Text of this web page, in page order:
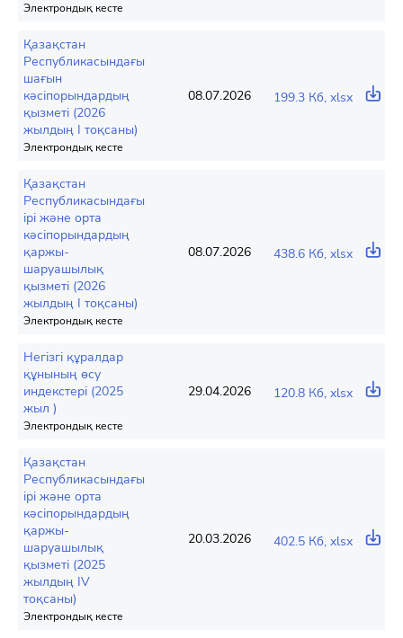
Электрондық кесте
Қазақстан
Республикасындағы
шағын
кәсіпорындардың
қызметі (2026
жылдың I тоқсаны)
Электрондық кесте
08.07.2026 199.3 Кб, xlsx
Қазақстан
Республикасындағы
ірі және орта
кәсіпорындардың
қаржы-
шаруашылық
қызметі (2026
жылдың I тоқсаны)
Электрондық кесте
08.07.2026 438.6 Кб, xlsx
Негізгі құралдар
құнының өсу
индекстері (2025
жыл )
Электрондық кесте
29.04.2026 120.8 Кб, xlsx
Қазақстан
Республикасындағы
ірі және орта
кәсіпорындардың
қаржы-
шаруашылық
қызметі (2025
жылдың IV
тоқсаны)
Электрондық кесте
20.03.2026 402.5 Кб, xlsx